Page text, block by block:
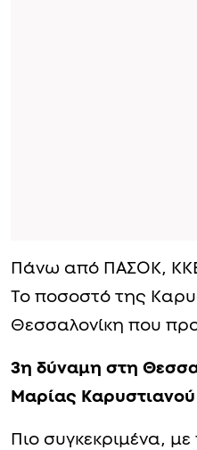
Πάνω από ΠΑΣΟΚ, ΚΚΕ
Το ποσοστό της
Θεσσαλονίκη που
3η δύναμη στη
Μαρίας Καρυστιανού
Πιο συγκεκριμένα,